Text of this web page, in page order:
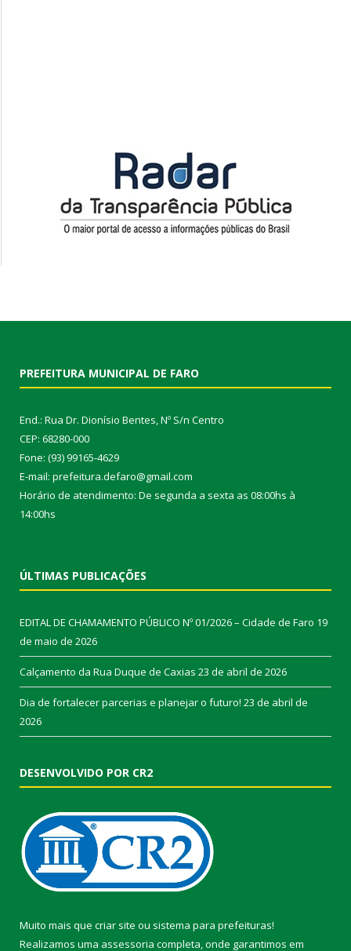
PREFEITURA MUNICIPAL DE FARO
End.: Rua Dr. Dionísio Bentes, Nº S/n Centro
CEP: 68280-000
Fone: (93) 99165-4629
E-mail: prefeitura.defaro@gmail.com
Horário de atendimento: De segunda a sexta as 08:00hs à
14:00hs
ÚLTIMAS PUBLICAÇÕES
EDITAL DE CHAMAMENTO PÚBLICO Nº 01/2026 – Cidade de Faro 19
de maio de 2026
Calçamento da Rua Duque de Caxias 23 de abril de 2026
Dia de fortalecer parcerias e planejar o futuro! 23 de abril de
2026
DESENVOLVIDO POR CR2
Muito mais que criar site ou sistema para prefeituras!
Realizamos uma assessoria completa, onde garantimos em